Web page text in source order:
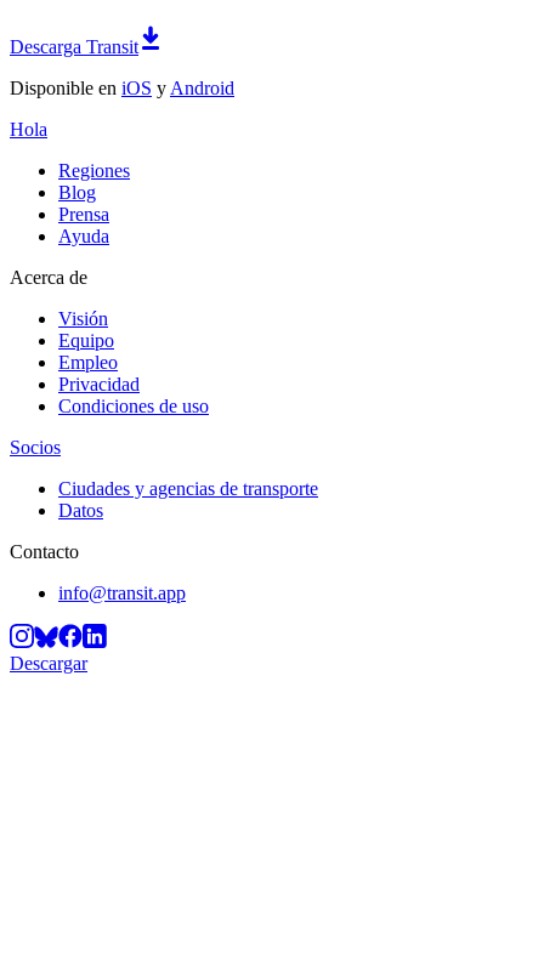
Descarga Transit
Disponible en iOS y Android
Hola
Regiones
Blog
Prensa
Ayuda
Acerca de
Visión
Equipo
Empleo
Privacidad
Condiciones de uso
Socios
Ciudades y agencias de transporte
Datos
Contacto
info@transit.app
Descargar